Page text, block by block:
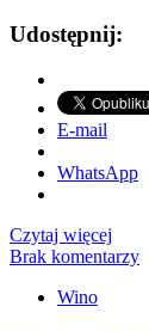
Udostępnij:
E-mail
WhatsApp
Czytaj więcej
Brak komentarzy
Wino